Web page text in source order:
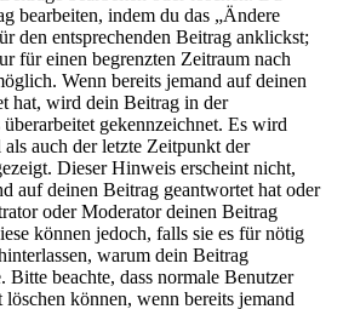
bearbeiten, indem du das „Ändere
den entsprechenden Beitrag anklickst;
für einen begrenzten Zeitraum nach
Wenn bereits jemand auf deinen
hat, wird dein Beitrag in der
gekennzeichnet. Es wird
auch der letzte Zeitpunkt der
Dieser Hinweis erscheint nicht,
auf deinen Beitrag geantwortet hat oder
oder Moderator deinen Beitrag
können jedoch, falls sie es für nötig
warum dein Beitrag
Bitte beachte, dass normale Benutzer
können, wenn bereits jemand